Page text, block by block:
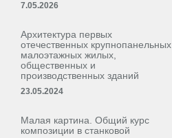
7.05.2026
Архитектура первых
отечественных крупнопанельных
малоэтажных жилых,
общественных и
производственных зданий
23.05.2024
Малая картина. Общий курс
композиции в станковой